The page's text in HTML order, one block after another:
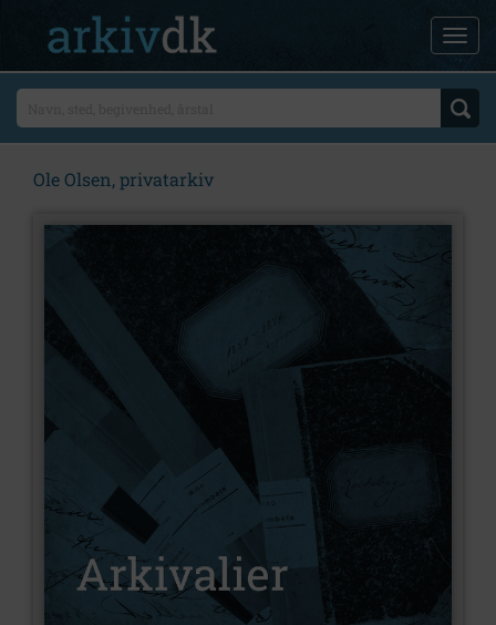
Ole Olsen, privatarkiv